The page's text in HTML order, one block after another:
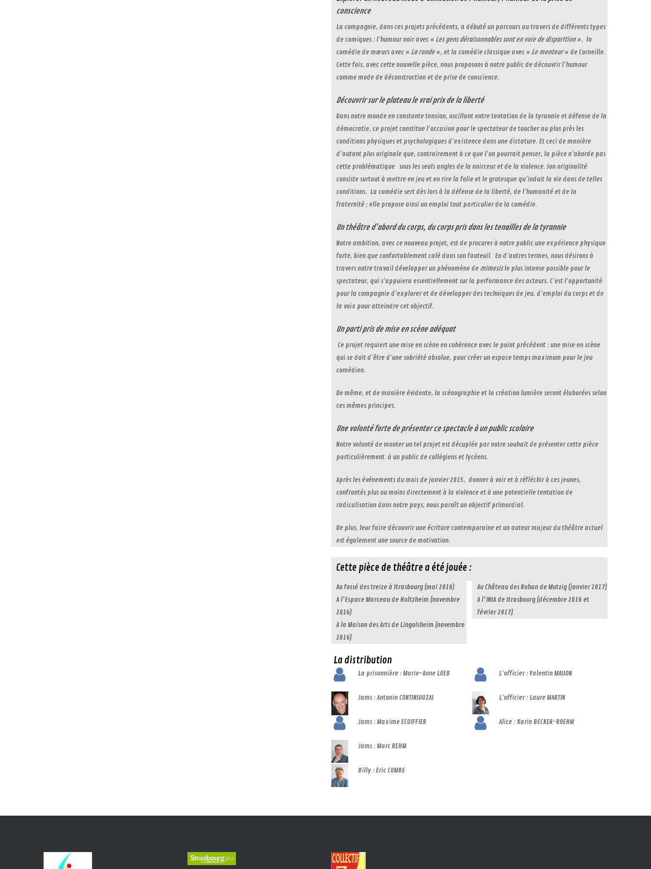
conscience
La compagnie, dans ces projets précédents, a débuté un parcours au travers de différents types
de comiques : l’humour noir avec « Les gens déraisonnables sont en voie de disparition», la
comédie de mœurs avec « La ronde», et la comédie classique avec « Le menteur» de Corneille.
Cette fois, avec cette nouvelle pièce, nous proposons à notre public de découvrir l’humour
comme mode de déconstruction et de prise de conscience.
Découvrir sur le plateau le vrai prix de la liberté
Dans notre monde en constante tension, oscillant entre tentation de la tyrannie et défense de la
démocratie, ce projet constitue l’occasion pour le spectateur de toucher au plus près les
conditions physiques et psychologiques d’existence dans une dictature. Et ceci de manière
d’autant plus originale que, contrairement à ce que l’on pourrait penser, la pièce n’aborde pas
cette problématique sous les seuls angles de la noirceur et de la violence. Son originalité
consiste surtout à mettre en jeu et en rire la folie et le grotesque qu’induit la vie dans de telles
conditions. La comédie sert dès lors à la défense de la liberté, de l’humanité et de la
fraternité ; elle propose ainsi un emploi tout particulier de la comédie.
Un théâtre d’abord du corps, du corps pris dans les tenailles de la tyrannie
Notre ambition, avec ce nouveau projet, est de procurer à notre public une expérience physique
forte, bien que confortablement calé dans son fauteuil. En d’autres termes, nous désirons à
travers notre travail développer un phénomène de mimesisle plus intense possible pour le
spectateur, qui s’appuiera essentiellement sur la performance des acteurs. C’est l’opportunité
pour la compagnie d’explorer et de développer des techniques de jeu, d’emploi du corps et de
la voix pour atteindre cet objectif.
Un parti pris de mise en scène adéquat
Ce projet requiert une mise en scène en cohérence avec le point précédent : une mise en scène
qui se doit d’être d’une sobriété absolue, pour créer un espace temps maximum pour le jeu
comédien.
De même, et de manière évidente, la scénographie et la création lumière seront élaborées selon
ces mêmes principes.
Une volonté forte de présenter ce spectacle à un public scolaire
Notre volonté de monter un tel projet est décuplée par notre souhait de présenter cette pièce
particulièrement à un public de collégiens et lycéens.
Après les événements du mois de janvier 2015, donner à voir et à réfléchir à ces jeunes,
confrontés plus ou moins directement à la violence et à une potentielle tentation de
radicalisation dans notre pays, nous paraît un objectif primordial.
De plus, leur faire découvrir une écriture contemporaine et un auteur majeur du théâtre actuel
est également une source de motivation.
Cette pièce de théâtre a été jouée :
Au fossé des treize à Strasbourg (mai 2016)
A l'Espace Marceau de Holtzheim (novembre
2016)
A la Maison des Arts de Lingolsheim (novembre
2016)
Au Château des Rohan de Mutzig (janvier 2017)
A l'INSA de Strasbourg (décembre 2016 et
février 2017)
La distribution
La prisonnière : Marie-Anne LOEB
Jams : Antonin CONTINSOUZAS
Jams : Maxime ECOIFFIER
Jams : Marc REHM
Billy : Eric COMBE
L’officier : Valentin MASSON
L’officier : Laure MARTIN
Alice : Karin BECKER-ROEHM